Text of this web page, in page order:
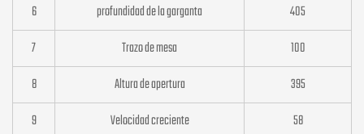
6 profundidad de la garganta 405
7 Trazo de mesa 100
8 Altura de apertura 395
9 Velocidad creciente 58